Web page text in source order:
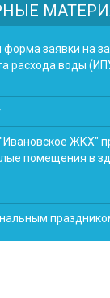
форма заявки на
расхода воды
ЖКХ"
помещения в